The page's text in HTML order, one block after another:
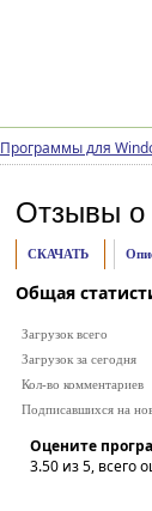
Программы для
Отзывы о
СКАЧАТЬ
Общая
Загрузок всего
Загрузок за сегодня
Кол-во комментариев
Подписавшихся на
Оцените
3.50из 5, всего